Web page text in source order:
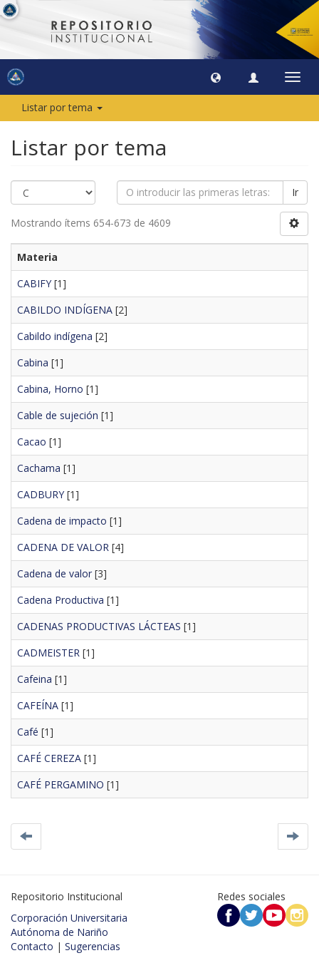
Listar por tema
Listar por tema
Ir
Mostrando ítems 654-673 de 4609
Materia
CABIFY [1]
CABILDO INDÍGENA [2]
Cabildo indígena [2]
Cabina [1]
Cabina, Horno [1]
Cable de sujeción [1]
Cacao [1]
Cachama [1]
CADBURY [1]
Cadena de impacto [1]
CADENA DE VALOR [4]
Cadena de valor [3]
Cadena Productiva [1]
CADENAS PRODUCTIVAS LÁCTEAS [1]
CADMEISTER [1]
Cafeina [1]
CAFEÍNA [1]
Café [1]
CAFÉ CEREZA [1]
CAFÉ PERGAMINO [1]
Repositorio Institucional
Corporación Universitaria
Autónoma de Nariño
Contacto | Sugerencias
Redes sociales